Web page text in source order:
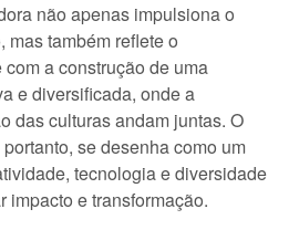
não apenas impulsiona o
mas também reflete o
a construção de uma
e diversificada, onde a
das culturas andam juntas. O
se desenha como um
tecnologia e diversidade
impacto e transformação.